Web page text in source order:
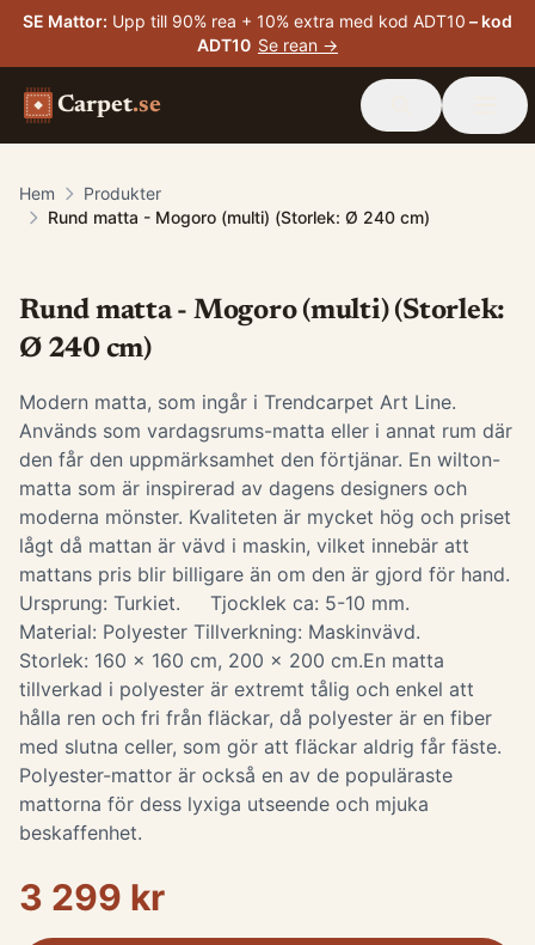
SE Mattor: Upp till 90% rea + 10% extra med kod ADT10 – kod
ADT10 Se rean →
Carpet.se
Hem
Produkter
Rund matta - Mogoro (multi) (Storlek: Ø 240 cm)
Rund matta - Mogoro (multi) (Storlek:
Ø 240 cm)
Modern matta, som ingår i Trendcarpet Art Line.
Används som vardagsrums-matta eller i annat rum där
den får den uppmärksamhet den förtjänar. En wilton-
matta som är inspirerad av dagens designers och
moderna mönster. Kvaliteten är mycket hög och priset
lågt då mattan är vävd i maskin, vilket innebär att
mattans pris blir billigare än om den är gjord för hand.
Ursprung: Turkiet. Tjocklek ca: 5-10 mm.
Material: Polyester Tillverkning: Maskinvävd.
Storlek: 160 x 160 cm, 200 x 200 cm. ​ En matta
tillverkad i polyester är extremt tålig och enkel att
hålla ren och fri från fläckar, då polyester är en fiber
med slutna celler, som gör att fläckar aldrig får fäste.
Polyester-mattor är också en av de populäraste
mattorna för dess lyxiga utseende och mjuka
beskaffenhet.
3 299 kr